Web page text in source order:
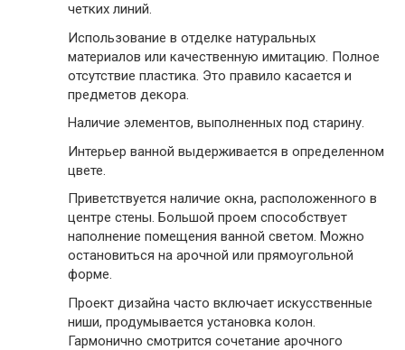
четких линий.
Использование в отделке натуральных
материалов или качественную имитацию. Полное
отсутствие пластика. Это правило касается и
предметов декора.
Наличие элементов, выполненных под старину.
Интерьер ванной выдерживается в определенном
цвете.
Приветствуется наличие окна, расположенного в
центре стены. Большой проем способствует
наполнение помещения ванной светом. Можно
остановиться на арочной или прямоугольной
форме.
Проект дизайна часто включает искусственные
ниши, продумывается установка колон.
Гармонично смотрится сочетание арочного